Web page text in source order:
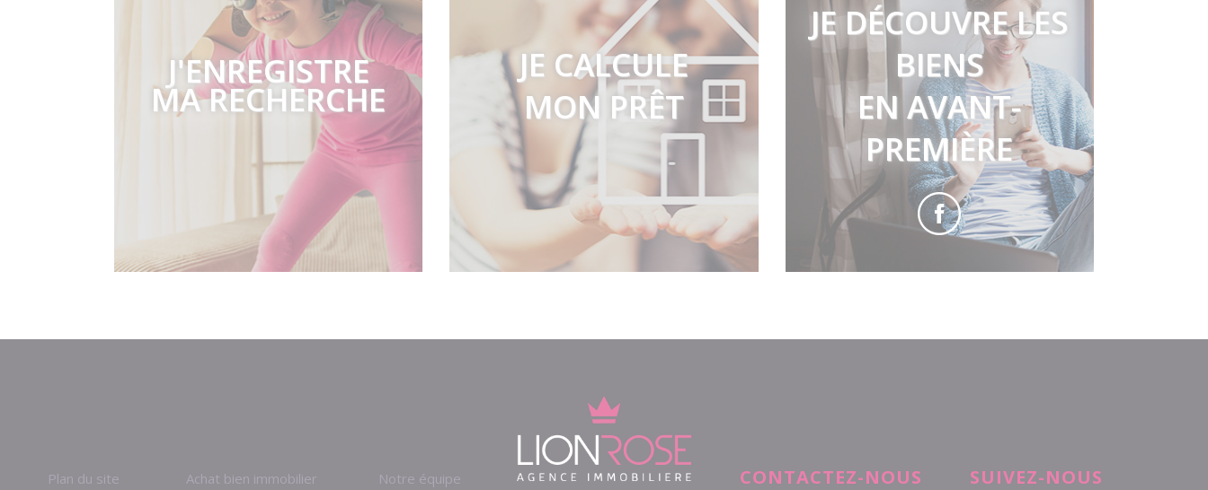
J'ENREGISTRE
MA RECHERCHE
JE CALCULE
MON PRÊT
JE DÉCOUVRE LES
BIENS
EN AVANT-
PREMIÈRE
Plan du site
Achat bien immobilier
Notre équipe
CONTACTEZ-NOUS SUIVEZ-NOUS